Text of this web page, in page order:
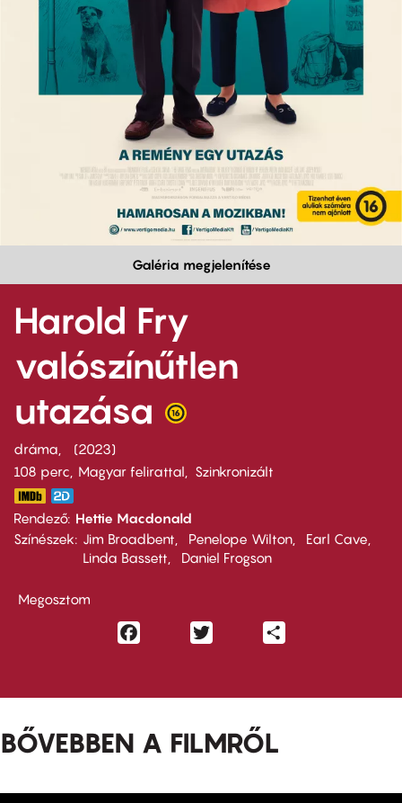
Galéria megjelenítése
Harold Fry
valószínűtlen
utazása
dráma
2023
108 perc,
Magyar felirattal Szinkronizált
Rendező Hettie Macdonald
Színészek
Jim Broadbent Penelope Wilton
Earl Cave
Linda Bassett
Daniel Frogson
Megosztom
Facebook
BŐVEBBEN A FILMRŐL